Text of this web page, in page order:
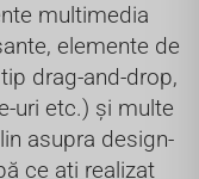
multimedia
elemente de
drag-and-drop,
uri etc.) și multe
asupra design-
ce ați realizat